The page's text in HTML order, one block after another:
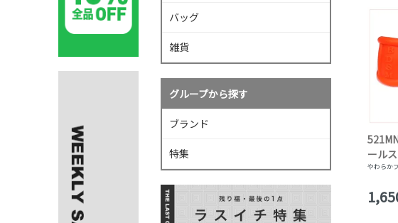
ール
やわらか
バッグ
雑貨
グループから探す
ブランド
特集